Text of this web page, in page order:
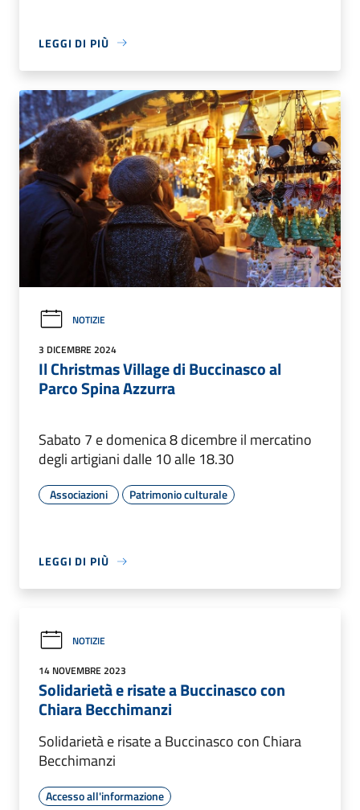
LEGGI DI PIÙ
NOTIZIE
3 DICEMBRE 2024
Il Christmas Village di Buccinasco al
Parco Spina Azzurra
Sabato 7 e domenica 8 dicembre il mercatino
degli artigiani dalle 10 alle 18.30
Associazioni Patrimonio culturale
LEGGI DI PIÙ
NOTIZIE
14 NOVEMBRE 2023
Solidarietà e risate a Buccinasco con
Chiara Becchimanzi
Solidarietà e risate a Buccinasco con Chiara
Becchimanzi
Accesso all'informazione